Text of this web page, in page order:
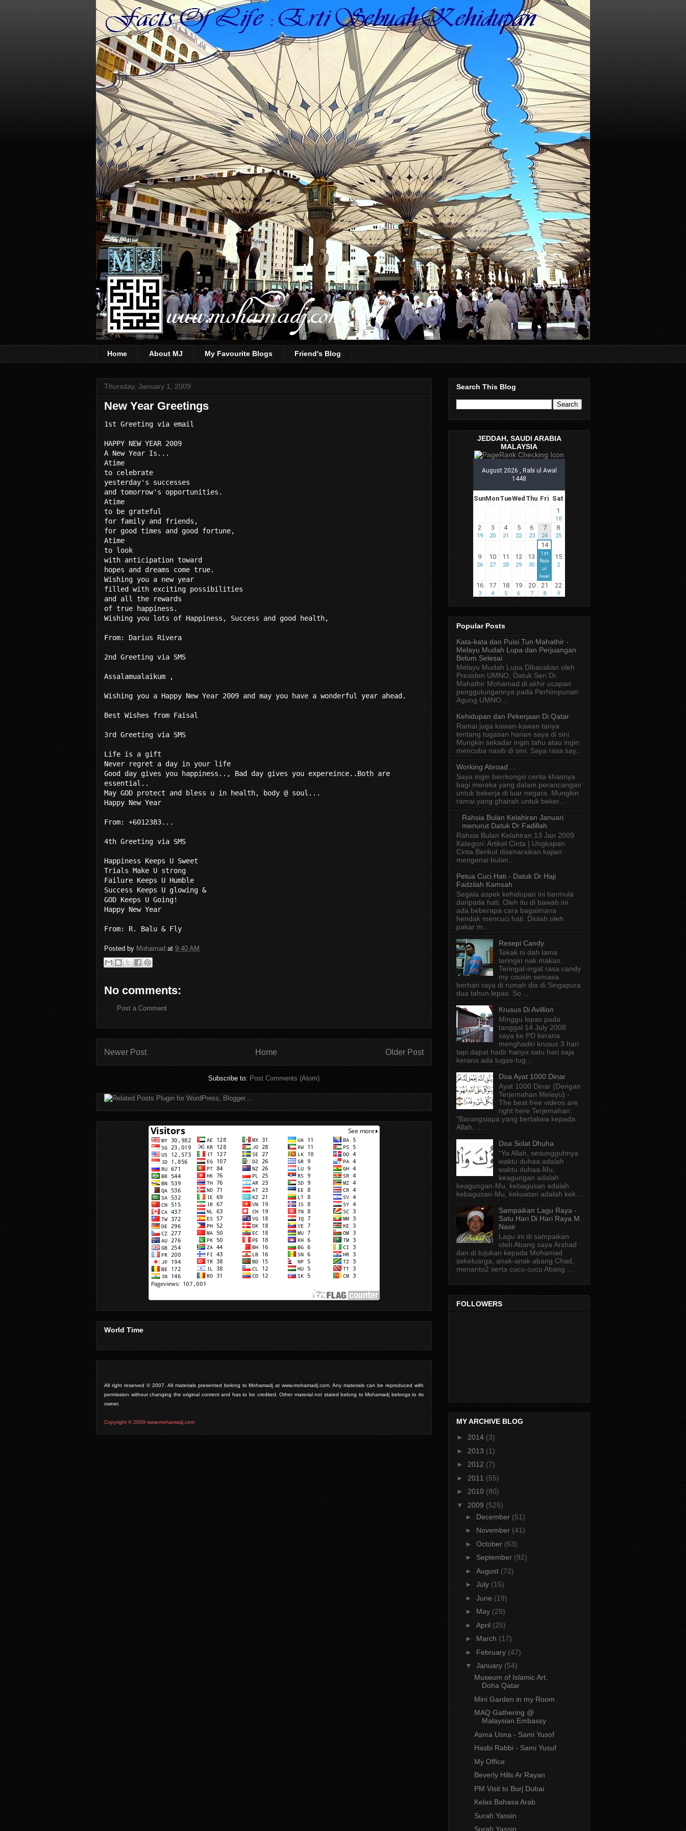
Home About MJ My Favourite Blogs Friend's Blog
Thursday, January 1, 2009
New Year Greetings
1st Greeting via email
HAPPY NEW YEAR 2009
A New Year Is...
Atime
to celebrate
yesterday's successes
and tomorrow's opportunities.
Atime
to be grateful
for family and friends,
for good times and good fortune,
Atime
to look
with anticipation toward
hopes and dreams come true.
Wishing you a new year
filled with exciting possibilities
and all the rewards
of true happiness.
Wishing you lots of Happiness, Success and good health,
From: Darius Rivera
2nd Greeting via SMS
Assalamualaikum ,
Wishing you a Happy New Year 2009 and may you have a wonderful year ahead.
Best Wishes from Faisal
3rd Greeting via SMS
Life is a gift
Never regret a day in your life
Good day gives you happiness.., Bad day gives you expereince..Both are
essential..
May GOD protect and bless u in health, body @ soul...
Happy New Year
From: +6012383...
4th Greeting via SMS
Happiness Keeps U Sweet
Trials Make U strong
Failure Keeps U Humble
Success Keeps U glowing &
GOD Keeps U Going!
Happy New Year
From: R. Balu & Fly
Posted by Mohamad at 9:40 AM
No comments:
Post a Comment
Newer Post Older Post
Home
Subscribe to:Post Comments (Atom)
World Time
All right reserved © 2007. All materials presented belong to Mohamadj at www.mohamadj.com. Any materials can be reproduced with
permission without changing the original content and has to be credited. Other material not stated belong to Mohamadj belongs to its
owner.
Copyright © 2009 www.mohamadj.com
Search This Blog
JEDDAH, SAUDI ARABIA
MALAYSIA
Popular Posts
Kata-kata dan Puisi Tun Mahathir -
Melayu Mudah Lupa dan Perjuangan
Belum Selesai
Melayu Mudah Lupa Dibacakan oleh
Presiden UMNO, Datuk Seri Dr.
Mahathir Mohamad di akhir ucapan
penggulungannya pada Perhimpunan
Agung UMNO...
Kehidupan dan Pekerjaan Di Qatar
Ramai juga kawan-kawan tanya
tentang tugasan harian saya di sini.
Mungkin sekadar ingin tahu atau ingin
mencuba nasib di sini. Saya rasa say...
Working Abroad....
Saya ingin berrkongsi cerita khasnya
bagi mereka yang dalam perancangan
untuk bekerja di luar negara. Mungkin
ramai yang ghairah untuk beker...
Rahsia Bulan Kelahiran Januari
menurut Datuk Dr Fadillah
Rahsia Bulan Kelahiran 13 Jan 2009
Kategori: Artikel Cinta | Ungkapan
Cinta Berikut disenaraikan kajian
mengenai bulan...
Petua Cuci Hati - Datuk Dr Haji
Fadzilah Kamsah
Segala aspek kehidupan ini bermula
daripada hati. Oleh itu di bawah ini
ada beberapa cara bagaimana
hendak mencuci hati. Diolah oleh
pakar m...
Resepi Candy
Tekak ni dah lama
teringin nak makan.
Teringat-ingat rasa candy
my cousin semasa
berhari raya di rumah dia di Singapura
dua tahun lepas. So ...
Krusus Di Avillion
Minggu lepas pada
tanggal 14 July 2008
saya ke PD kerana
menghadiri krusus 3 hari
tapi dapat hadir hanya satu hari saja
kerana ada tugas-tug...
Doa Ayat 1000 Dinar
Ayat 1000 Dinar {Dengan
Terjemahan Melayu} -
The best free videos are
right here Terjemahan:
"Barangsiapa yang bertakwa kepada
Allah, ...
Doa Solat Dhuha
“Ya Allah, sesungguhnya
waktu duhaa adalah
waktu duhaa-Mu,
keagungan adalah
keagungan-Mu, kebagusan adalah
kebagusan-Mu, kekuatan adalah kek...
Sampaikan Lagu Raya -
Satu Hari Di Hari Raya M.
Nasir
Lagu ini di sampaikan
oleh Abang saya Arshad
dan di tujukan kepada Mohamad
sekeluarga, anak-anak abang Chad,
menantu2 serta cucu-cucu Abang ...
FOLLOWERS
MY ARCHIVE BLOG
► 2014 (3)
► 2013 (1)
► 2012 (7)
► 2011 (55)
► 2010 (80)
▼ 2009 (525)
► December (51)
► November (41)
► October (63)
► September (92)
► August (72)
► July (15)
► June (19)
► May (29)
► April (25)
► March (17)
► February (47)
▼ January (54)
Museum of Islamic Art,
Doha Qatar
Mini Garden in my Room
MAQ Gathering @
Malaysian Embassy
Asma Usna - Sami Yusof
Hasbi Rabbi - Sami Yusuf
My Office
Beverly Hills Ar Rayan
PM Visit to Burj Dubai
Kelas Bahasa Arab
Surah Yassin
Surah Yassin